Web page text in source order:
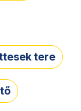
tere